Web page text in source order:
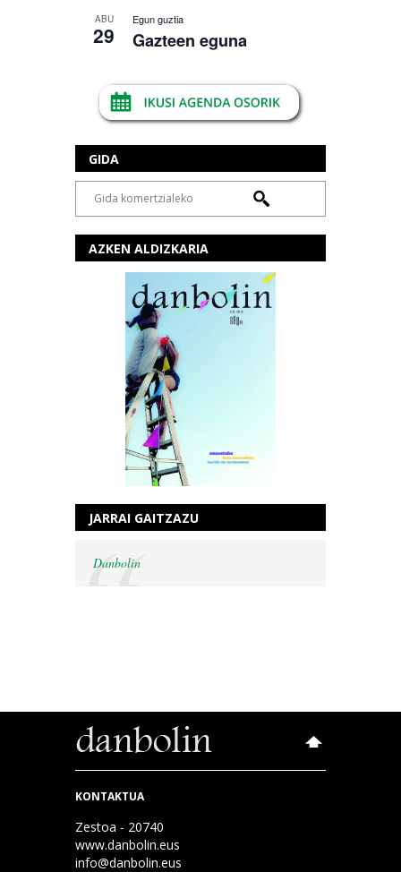
ABU
29
Egun guztia
Gazteen eguna
GIDA
AZKEN ALDIZKARIA
JARRAI GAITZAZU
Danbolin
KONTAKTUA
Zestoa - 20740
www.danbolin.eus
info@danbolin.eus